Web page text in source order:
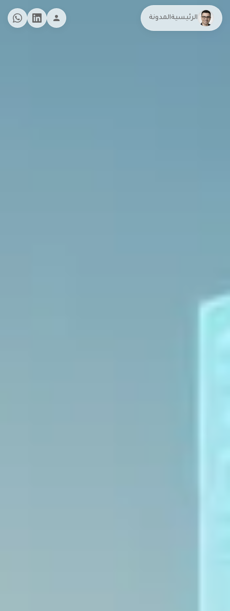
الرئيسيةالمدونة